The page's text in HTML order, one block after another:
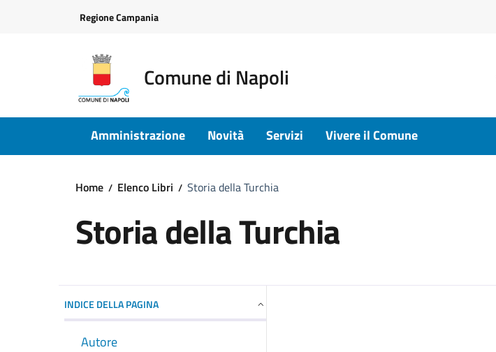
Regione Campania
Comune di Napoli
Amministrazione Novità Servizi Vivere il Comune
Home Elenco Libri Storia della Turchia
Storia della Turchia
INDICE DELLA PAGINA
Autore